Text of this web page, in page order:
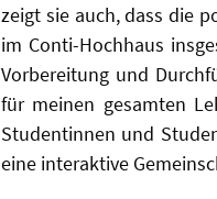
zeigt sie auch, dass die
im Conti-Hochhaus
Vorbereitung und
für meinen gesamten
Studentinnen und
eine interaktive